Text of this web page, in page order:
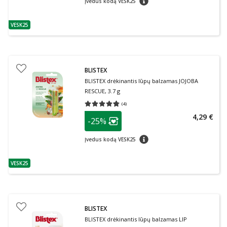
patarimas
VESK25
patarimas
VESK25
BLISTEX
BLISTEX drėkinantis lūpų balzamas JOJOBA
RESCUE, 3.7 g
(4)
Vidutinis įvertinimas 4.75
patarimas
Lojalumo klubo narių nuolaida
-25%
Įvedus kodą VESK25 patarimas
4,29 €
BLISTEX
BLISTEX drėkinantis lūpų balzamas LIP